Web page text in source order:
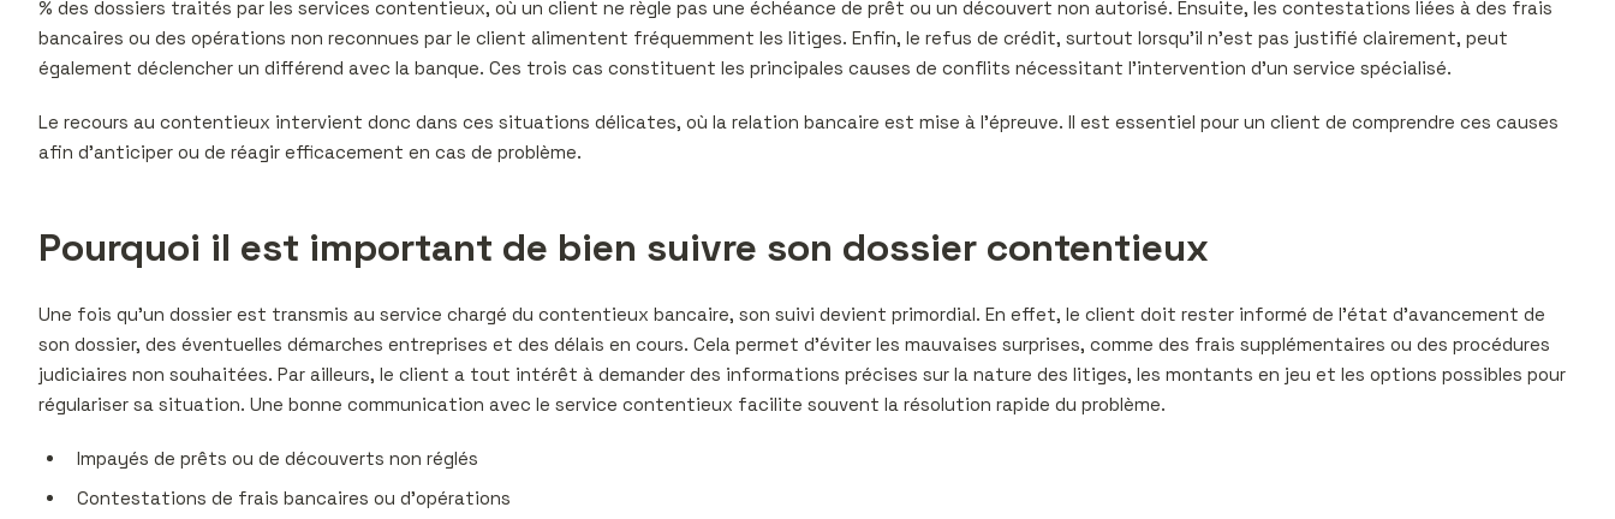
% des dossiers traités par les services contentieux, où un client ne règle pas une échéance de prêt ou un découvert non autorisé. Ensuite, les contestations liées à des frais
bancaires ou des opérations non reconnues par le client alimentent fréquemment les litiges. Enfin, le refus de crédit, surtout lorsqu’il n’est pas justifié clairement, peut
également déclencher un différend avec la banque. Ces trois cas constituent les principales causes de conflits nécessitant l’intervention d’un service spécialisé.
Le recours au contentieux intervient donc dans ces situations délicates, où la relation bancaire est mise à l’épreuve. Il est essentiel pour un client de comprendre ces causes
afin d’anticiper ou de réagir efficacement en cas de problème.
Pourquoi il est important de bien suivre son dossier contentieux
Une fois qu’un dossier est transmis au service chargé du contentieux bancaire, son suivi devient primordial. En effet, le client doit rester informé de l’état d’avancement de
son dossier, des éventuelles démarches entreprises et des délais en cours. Cela permet d’éviter les mauvaises surprises, comme des frais supplémentaires ou des procédures
judiciaires non souhaitées. Par ailleurs, le client a tout intérêt à demander des informations précises sur la nature des litiges, les montants en jeu et les options possibles pour
régulariser sa situation. Une bonne communication avec le service contentieux facilite souvent la résolution rapide du problème.
Impayés de prêts ou de découverts non réglés
Contestations de frais bancaires ou d’opérations